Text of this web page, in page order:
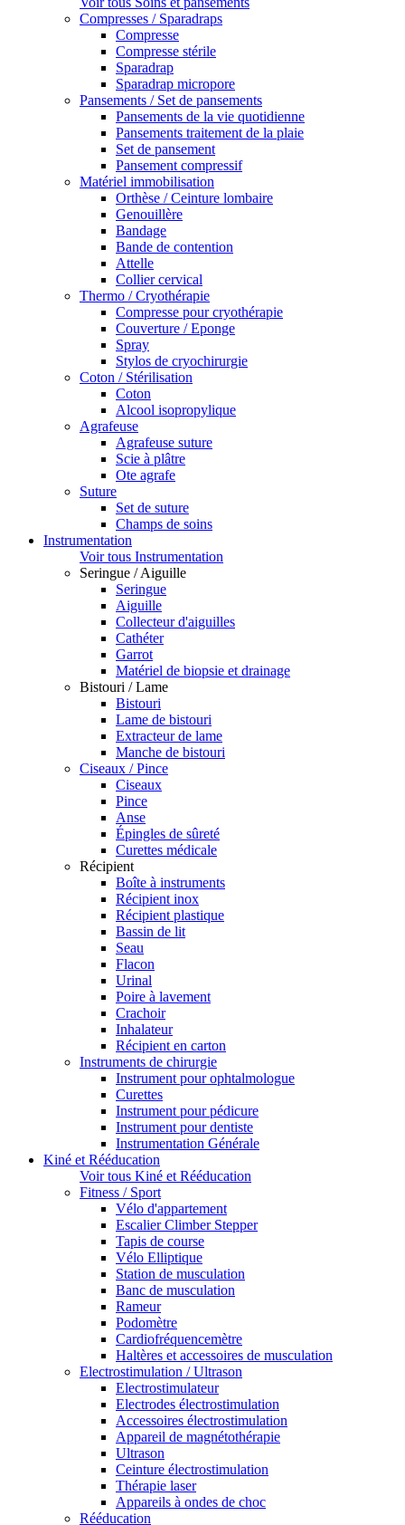
Compresses / Sparadraps
Compresse
Compresse stérile
Sparadrap
Sparadrap micropore
Pansements / Set de pansements
Pansements de la vie quotidienne
Pansements traitement de la plaie
Set de pansement
Pansement compressif
Matériel immobilisation
Orthèse / Ceinture lombaire
Genouillère
Bandage
Bande de contention
Attelle
Collier cervical
Thermo / Cryothérapie
Compresse pour cryothérapie
Couverture / Eponge
Spray
Stylos de cryochirurgie
Coton / Stérilisation
Coton
Alcool isopropylique
Agrafeuse
Agrafeuse suture
Scie à plâtre
Ote agrafe
Suture
Set de suture
Champs de soins
Instrumentation
Voir tous Instrumentation
Seringue / Aiguille
Seringue
Aiguille
Collecteur d'aiguilles
Cathéter
Garrot
Matériel de biopsie et drainage
Bistouri / Lame
Bistouri
Lame de bistouri
Extracteur de lame
Manche de bistouri
Ciseaux / Pince
Ciseaux
Pince
Anse
Épingles de sûreté
Curettes médicale
Récipient
Boîte à instruments
Récipient inox
Récipient plastique
Bassin de lit
Seau
Flacon
Urinal
Poire à lavement
Crachoir
Inhalateur
Récipient en carton
Instruments de chirurgie
Instrument pour ophtalmologue
Curettes
Instrument pour pédicure
Instrument pour dentiste
Instrumentation Générale
Kiné et Rééducation
Voir tous Kiné et Rééducation
Fitness / Sport
Vélo d'appartement
Escalier Climber Stepper
Tapis de course
Vélo Elliptique
Station de musculation
Banc de musculation
Rameur
Podomètre
Cardiofréquencemètre
Haltères et accessoires de musculation
Electrostimulation / Ultrason
Electrostimulateur
Electrodes électrostimulation
Accessoires électrostimulation
Appareil de magnétothérapie
Ultrason
Ceinture électrostimulation
Thérapie laser
Appareils à ondes de choc
Rééducation